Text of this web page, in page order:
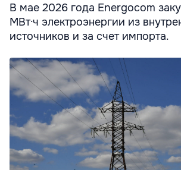
В мае 2026 года Energocom
МВт·ч электроэнергии из
источников и за счет импорта.